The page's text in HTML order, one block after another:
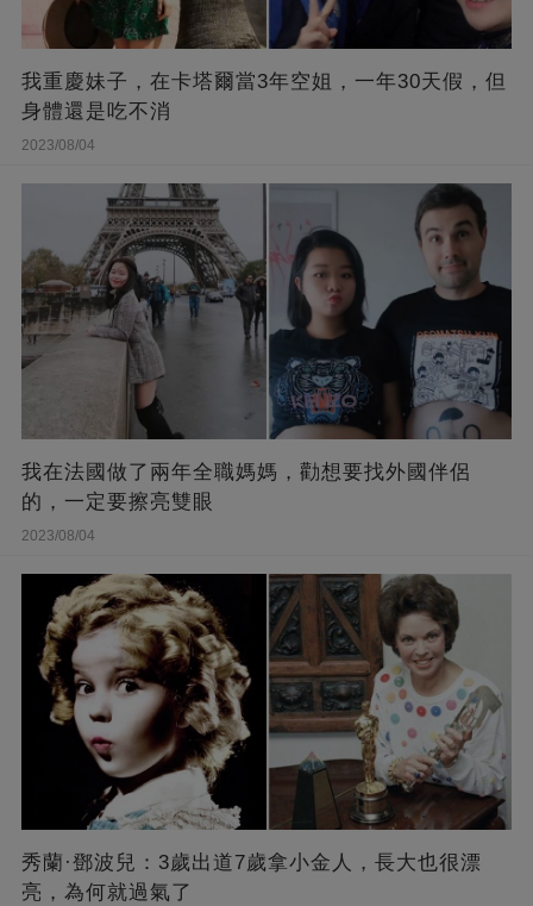
我重慶妹子，在卡塔爾當3年空姐，一年30天假，但
身體還是吃不消
2023/08/04
我在法國做了兩年全職媽媽，勸想要找外國伴侶
的，一定要擦亮雙眼
2023/08/04
秀蘭·鄧波兒：3歲出道7歲拿小金人，長大也很漂
亮，為何就過氣了